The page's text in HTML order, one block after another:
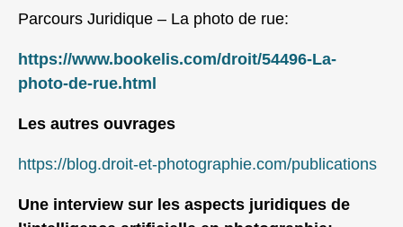
Parcours Juridique – La photo de rue:
https://www.bookelis.com/droit/54496-La-
photo-de-rue.html
Les autres ouvrages
https://blog.droit-et-photographie.com/publications
Une interview sur les aspects juridiques de